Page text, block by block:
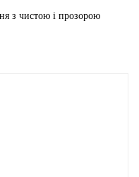
з чистою і прозорою